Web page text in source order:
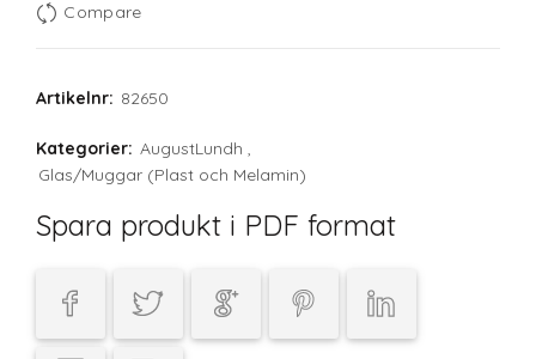
Compare
Artikelnr: 82650
Kategorier: AugustLundh ,
Glas/Muggar (Plast och Melamin)
Spara produkt i PDF format